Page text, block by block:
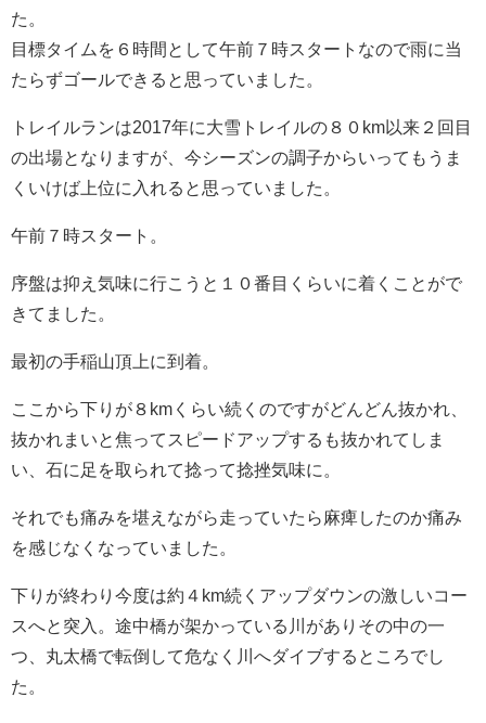
た。
目標タイムを６時間として午前７時スタートなので雨に当
たらずゴールできると思っていました。
トレイルランは2017年に大雪トレイルの８０km以来２回目
の出場となりますが、今シーズンの調子からいってもうま
くいけば上位に入れると思っていました。
午前７時スタート。
序盤は抑え気味に行こうと１０番目くらいに着くことがで
きてました。
最初の手稲山頂上に到着。
ここから下りが８kmくらい続くのですがどんどん抜かれ、
抜かれまいと焦ってスピードアップするも抜かれてしま
い、石に足を取られて捻って捻挫気味に。
それでも痛みを堪えながら走っていたら麻痺したのか痛み
を感じなくなっていました。
下りが終わり今度は約４km続くアップダウンの激しいコー
スへと突入。途中橋が架かっている川がありその中の一
つ、丸太橋で転倒して危なく川へダイブするところでし
た。